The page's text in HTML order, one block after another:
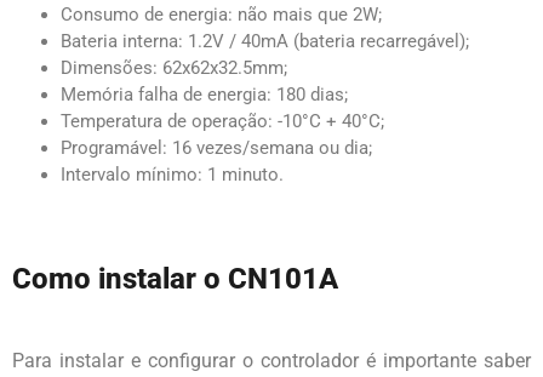
Consumo de energia: não mais que 2W;
Bateria interna: 1.2V / 40mA (bateria recarregável);
Dimensões: 62x62x32.5mm;
Memória falha de energia: 180 dias;
Temperatura de operação: -10°C + 40°C;
Programável: 16 vezes/semana ou dia;
Intervalo mínimo: 1 minuto.
Como instalar o CN101A
Para instalar e configurar o controlador é importante saber